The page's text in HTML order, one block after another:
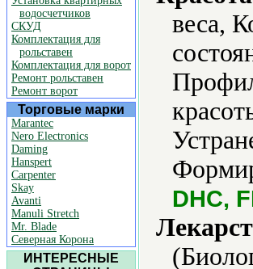
водосчетчиков
СКУД
Комплектация для
рольставен
Комплектация для ворот
Ремонт рольставен
Ремонт ворот
Торговые марки
Marantec
Nero Electronics
Daming
Hanspert
Carpenter
Skay
Avanti
Manuli Stretch
Mr. Blade
Северная Корона
ИНТЕРЕСНЫЕ
веса,
DHC,